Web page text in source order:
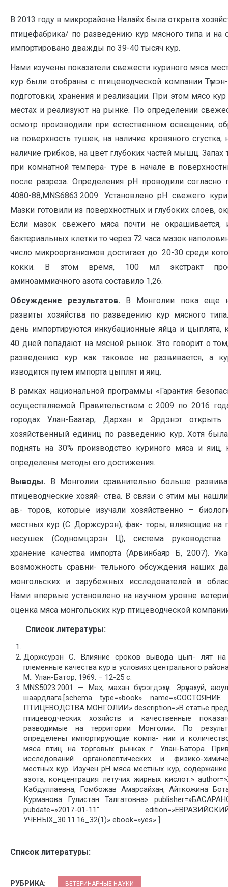
В 2013 году в микрорайоне Налайх была открыта
птицефабрика/ по разведению кур мясного типа и на
импортировано дважды по 39-40 тысяч кур.
Нами изучены показатели свежести куриного мяса
кур были отобраны с птицеводческой компании
подготовки, хранения и реализации. При этом мясо
местах и реализуют на рынке. По определении
осмотр производили при естественном освещении,
на поверхность тушек, на наличие кровяного сгустка,
наличие грибков, на цвет глубоких частей мышц.
при комнатной темпера- туре в начале в
после разреза. Определения рН проводили согласно
4080-88,MNS6863:2009. Установлено рН свежего
Мазки готовили из поверхностных и глубоких слоев,
Если мазок свежего мяса почти не окрашивается,
бактериальных клетки то через 72 часа мазок
число микроорганизмов достигает до 20-30 среди
кокки. В этом время, 100 мл экстракт
аминоаммиачного азота составило 1,26.
Обсуждение результатов. В Монголии пока еще
развиты хозяйства по разведению кур мясного
день импортируются инкубационные яйца и цыплята,
40 дней попадают на мясной рынок. Это говорит о
разведению кур как таковое не развивается, а
изводится путем импорта цыплят и яиц.
В рамках национальной программы «Гарантия
осуществляемой Правительством с 2009 по 2016
городах Улан-Баатар, Дархан и Эрдэнэт
хозяйственный единиц по разведению кур. Хотя
поднять на 30% производство куриного мяса и
определены методы его достижения.
Выводы. В Монголии сравнительно больше
птицеводческие хозяй- ства. В связи с этим мы
ав- торов, которые изучали хозяйственно –
местных кур (С. Доржсурэн), фак- торы, влияющие на
несушек (Содномцэрэн Ц), система руководства
хранение качества импорта (Арвинбаяр Б, 2007).
возможность сравни- тельного обсуждения наших
монгольских и зарубежных исследователей в
Нами впервые установлено на научном уровне
оценка мяса монгольских кур птицеводческой
Список литературы:
Доржсурэн С. Влияние сроков вывода цып- лят на
племенные качества кур в условиях центрального
М.: Улан-Батор, 1969. – 12-25 с.
MNS5023:2001 — Мах, махан бүтээгдэхүүн. Эрүүлахуй,
шаардлага.[schema type=»book»
ПТИЦЕВОДСТВА МОНГОЛИИ» description=»В статье
птицеводческих хозяйств и качественные
разводимые на территории Монголии. По
определены импортирующие компа- нии и
мяса птиц на торговых рынках г. Улан-Батора.
исследований органолептических и физико-
местных кур. Изучен рН мяса местных кур,
азота, концентрация летучих жирных кислот.»
Кабдуллаевна, Гомбожав Амарсайхан, Айткожина
Курманова Гулистан Талгатовна»
pubdate=»2017-01-11″
УЧЕНЫХ_30.11.16_32(1)» ebook=»yes» ]
Список литературы:
РУБРИКА: ВЕТЕРИНАРНЫЕ НАУКИ